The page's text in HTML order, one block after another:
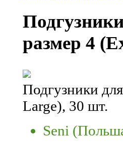
размер 4
Подгузники
Large), 30 шт.
Seni